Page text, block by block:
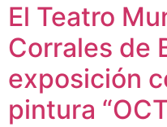
El Teatro
Corrales de
exposición
pintura